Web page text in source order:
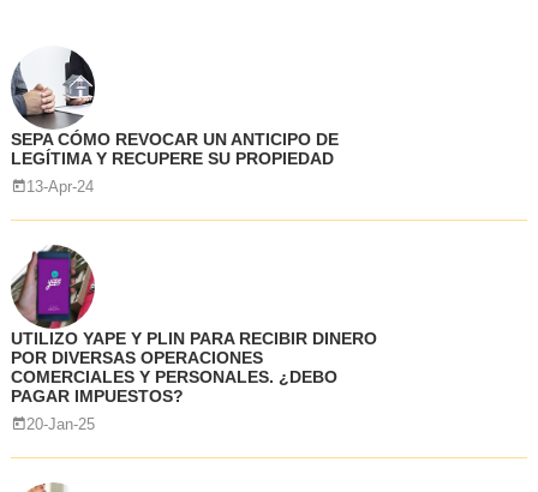
SEPA CÓMO REVOCAR UN ANTICIPO DE
LEGÍTIMA Y RECUPERE SU PROPIEDAD
13-Apr-24
UTILIZO YAPE Y PLIN PARA RECIBIR DINERO
POR DIVERSAS OPERACIONES
COMERCIALES Y PERSONALES. ¿DEBO
PAGAR IMPUESTOS?
20-Jan-25